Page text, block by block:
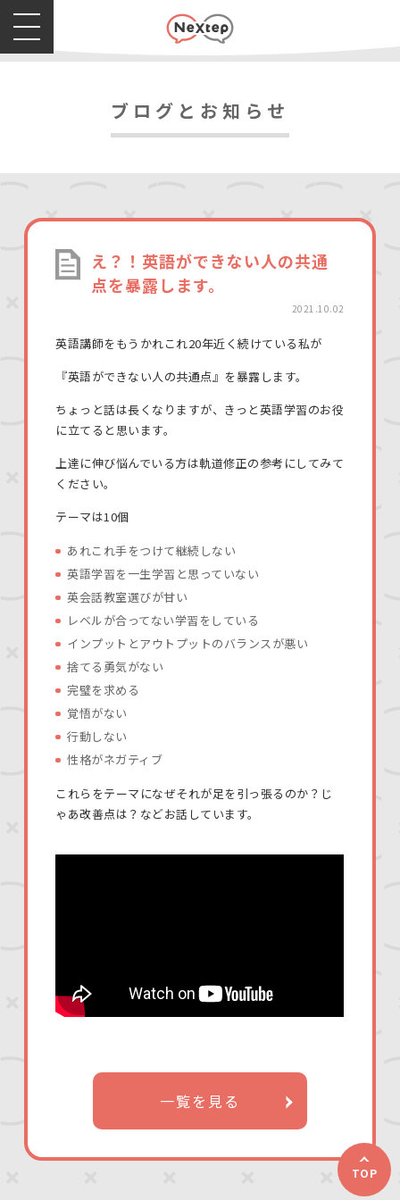
ブログとお知らせ
え？！英語ができない人の共通
点を暴露します。
2021.10.02
英語講師をもうかれこれ20年近く続けている私が
『英語ができない人の共通点』を暴露します。
ちょっと話は長くなりますが、きっと英語学習のお役
に立てると思います。
上達に伸び悩んでいる方は軌道修正の参考にしてみて
ください。
テーマは10個
あれこれ手をつけて継続しない
英語学習を一生学習と思っていない
英会話教室選びが甘い
レベルが合ってない学習をしている
インプットとアウトプットのバランスが悪い
捨てる勇気がない
完璧を求める
覚悟がない
行動しない
性格がネガティブ
これらをテーマになぜそれが足を引っ張るのか？じ
ゃあ改善点は？などお話しています。
一覧を見る
TOP